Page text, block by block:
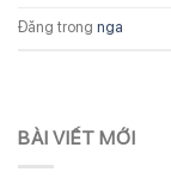
Đăng trong nga
BÀI VIẾT MỚI